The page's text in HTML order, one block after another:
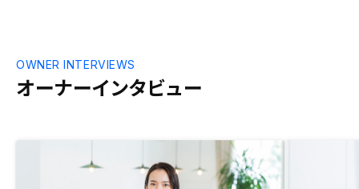
オーナーインタビュー
OWNER INTERVIEWS